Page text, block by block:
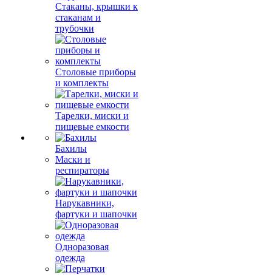
Стаканы, крышки к
стаканам и
трубочки
Столовые приборы
и комплекты
Тарелки, миски и
пищевые емкости
Бахилы
Маски и
респираторы
Нарукавники,
фартуки и шапочки
Одноразовая
одежда